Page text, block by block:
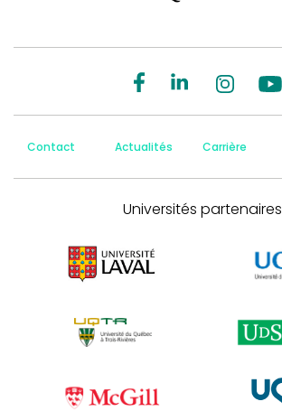
Contact Actualités Carrière
Universités partenaires